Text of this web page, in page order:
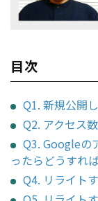
目次
Q1. 新規公開
Q2. アクセス
Q3. Googleの
ったらどうすれ
Q4. リライト